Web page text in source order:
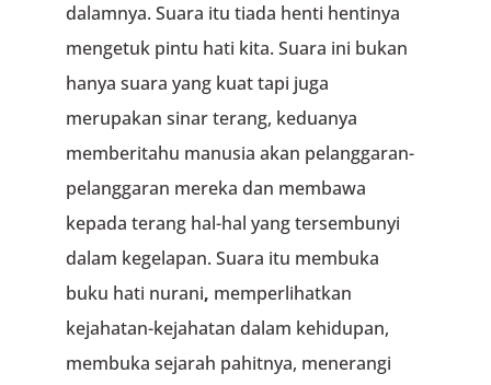
dalamnya. Suara itu tiada henti hentinya
mengetuk pintu hati kita. Suara ini bukan
hanya suara yang kuat tapi juga
merupakan sinar terang, keduanya
memberitahu manusia akan pelanggaran-
pelanggaran mereka dan membawa
kepada terang hal-hal yang tersembunyi
dalam kegelapan. Suara itu membuka
buku hati nurani, memperlihatkan
kejahatan-kejahatan dalam kehidupan,
membuka sejarah pahitnya, menerangi